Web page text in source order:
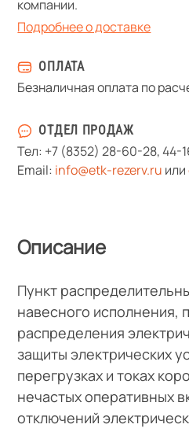
компании.
Подробнее о доставке
ОПЛАТА
Безналичная оплата по
ОТДЕЛ ПРОДАЖ
Тел: +7 (8352) 28-60-28,44-
Email: info@etk-rezerv.ru или
Описание
Пункт
навесного исполнения,
распределения
защиты электрических
перегрузках и токах
нечастых оперативных
отключений